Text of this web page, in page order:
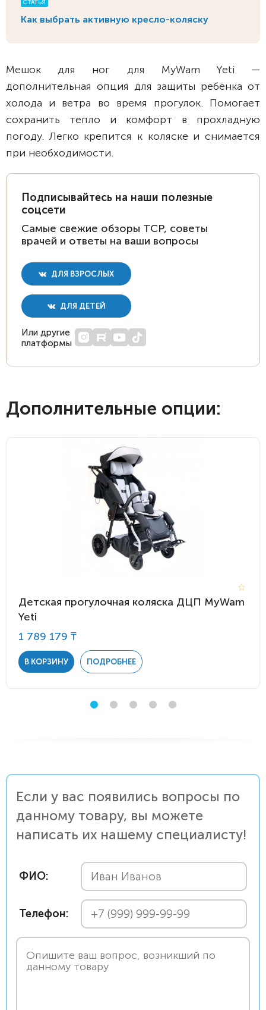
СТАТЬЯ
Как выбрать активную кресло-коляску
Мешок для ног для MyWam Yeti —
дополнительная опция для защиты ребёнка от
холода и ветра во время прогулок. Помогает
сохранить тепло и комфорт в прохладную
погоду. Легко крепится к коляске и снимается
при необходимости.
Подписывайтесь на наши полезные
соцсети
Самые свежие обзоры ТСР, советы
врачей и ответы на ваши вопросы
ДЛЯ ВЗРОСЛЫХ
ДЛЯ ДЕТЕЙ
Или другие
платформы
Дополнительные опции:
Детская прогулочная коляска ДЦП MyWam
Yeti
1 789 179 ₸
В КОРЗИНУ ПОДРОБНЕЕ
Если у вас появились вопросы по
данному товару, вы можете
написать их нашему специалисту!
ФИО:
Телефон: